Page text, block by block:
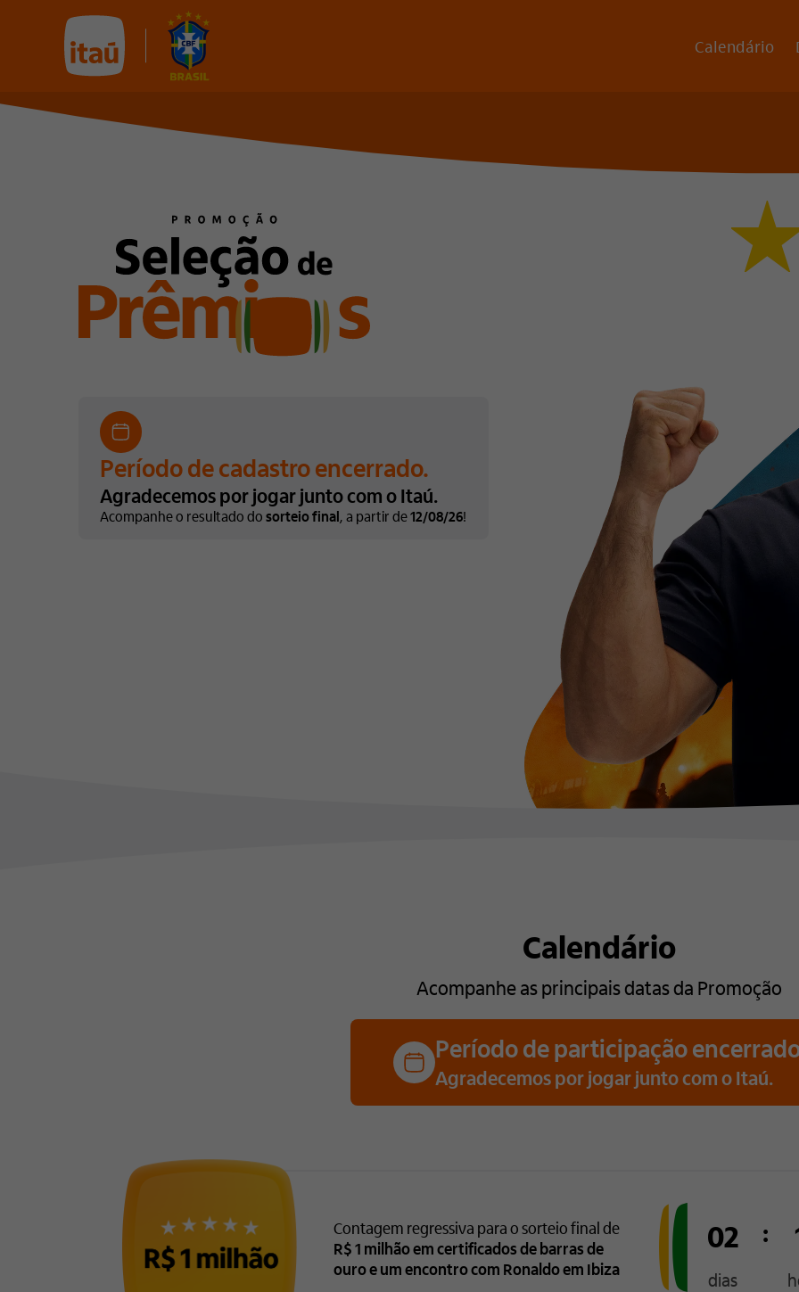
Calendário
Período decadastro encerrado.
Agradecemos por jogarjunto com o Itaú.
Acompanhe o resultado dosorteio final, a partir de12/08/26!
Calendário
Acompanhe as principais datas da Promoção
Período de participação
Agradecemos por jogar junto com o Itaú.
Contagem regressiva para o sorteio final de
R$ 1 milhão em certificados de barras de
ouro e um encontro com Ronaldo em Ibiza
02
dias
: